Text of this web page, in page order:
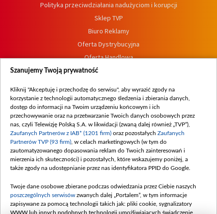
Polityka przeciwdziałania nadużyciom i korupcji
Sklep TVP
Biuro Reklamy
Oferta Dystrybucyjna
Oferta Handlowa
Dostępność
Procedura zgłoszeń wewnętrznych
Szanujemy Twoją prywatność
Kliknij "Akceptuję i przechodzę do serwisu", aby wyrazić zgody na
korzystanie z technologii automatycznego śledzenia i zbierania danych,
dostęp do informacji na Twoim urządzeniu końcowym i ich
przechowywanie oraz na przetwarzanie Twoich danych osobowych przez
nas, czyli Telewizję Polską S.A. w likwidacji (zwaną dalej również „TVP”),
Zaufanych Partnerów z IAB* (1201 firm) oraz pozostałych Zaufanych
Partnerów TVP (93 firm) , w celach marketingowych (w tym do
zautomatyzowanego dopasowania reklam do Twoich zainteresowań i
mierzenia ich skuteczności) i pozostałych, które wskazujemy poniżej, a
także zgody na udostępnianie przez nas identyfikatora PPID do Google.
Twoje dane osobowe zbierane podczas odwiedzania przez Ciebie naszych
poszczególnych serwisów zwanych dalej „Portalem”, w tym informacje
zapisywane za pomocą technologii takich jak: pliki cookie, sygnalizatory
WWW lub innych podobnych technologii umożliwiających świadczenie